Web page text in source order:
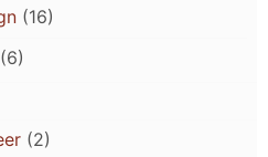
(16)
(2)